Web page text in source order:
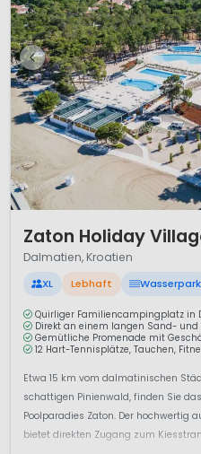
Zaton Holiday
Dalmatien, Kroatien
XL Lebhaft Wasserpark
Quirliger Familiencampingplatz in
Direkt an einem langen Sand- und
Gemütliche Promenade mit
12 Hart-Tennisplätze, Tauchen,
Etwa 15 km vom dalmatinischen
schattigen Pinienwald, finden Sie
Poolparadies Zaton. Der hochwertig
bietet direkten Zugang zum